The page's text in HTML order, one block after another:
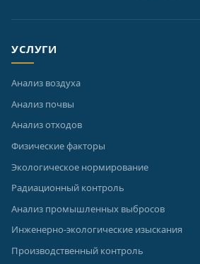
УСЛУГИ
Анализ воздуха
Анализ почвы
Анализ отходов
Физические факторы
Экологическое нормирование
Радиационный контроль
Анализ промышленных выбросов
Инженерно-экологические изыскания
Производственный контроль